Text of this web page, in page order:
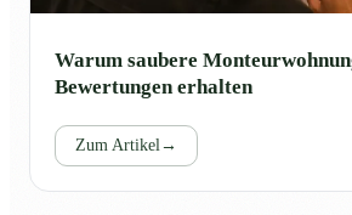
Warum saubere
Bewertungen erhalten
Zum Artikel →